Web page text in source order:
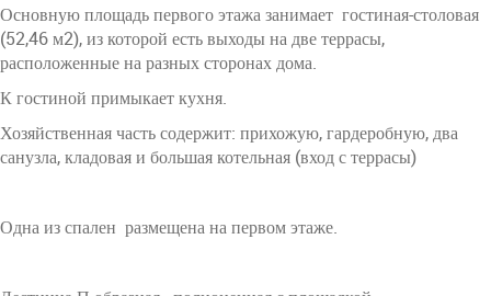
Основную площадь первого этажа занимает гостиная-столовая
(52,46 м2), из которой есть выходы на две террасы,
расположенные на разных сторонах дома.
К гостиной примыкает кухня.
Хозяйственная часть содержит: прихожую, гардеробную, два
санузла, кладовая и большая котельная (вход с террасы)
Одна из спален размещена на первом этаже.